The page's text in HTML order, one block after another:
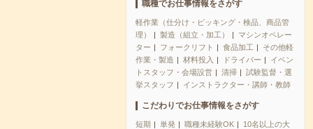
職種でお仕事情報をさがす
軽作業（仕分け・ピッキング・検品、商品管
理）
製造（組立・加工）
マシンオペレー
ター
フォークリフト 食品加工
その他軽
作業・製造
材料投入 ドライバー
イベン
トスタッフ・会場設営
清掃
試験監督・選
挙スタッフ
インストラクター・講師・教師
こだわりでお仕事情報をさがす
短期 単発 職種未経験OK
10名以上の大